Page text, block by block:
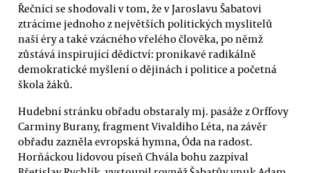
Řečníci se shodovali v tom, že v Jaroslavu Šabatovi
ztrácíme jednoho z největších politických myslitelů
naší éry a také vzácného vřelého člověka, po němž
zůstává inspirující dědictví: pronikavé radikálně
demokratické myšlení o dějinách i politice a početná
škola žáků.
Hudební stránku obřadu obstaraly mj. pasáže z Orffovy
Carminy Burany, fragment Vivaldiho Léta, na závěr
obřadu zazněla evropská hymna, Óda na radost.
Horňáckou lidovou píseň Chvála bohu zazpíval